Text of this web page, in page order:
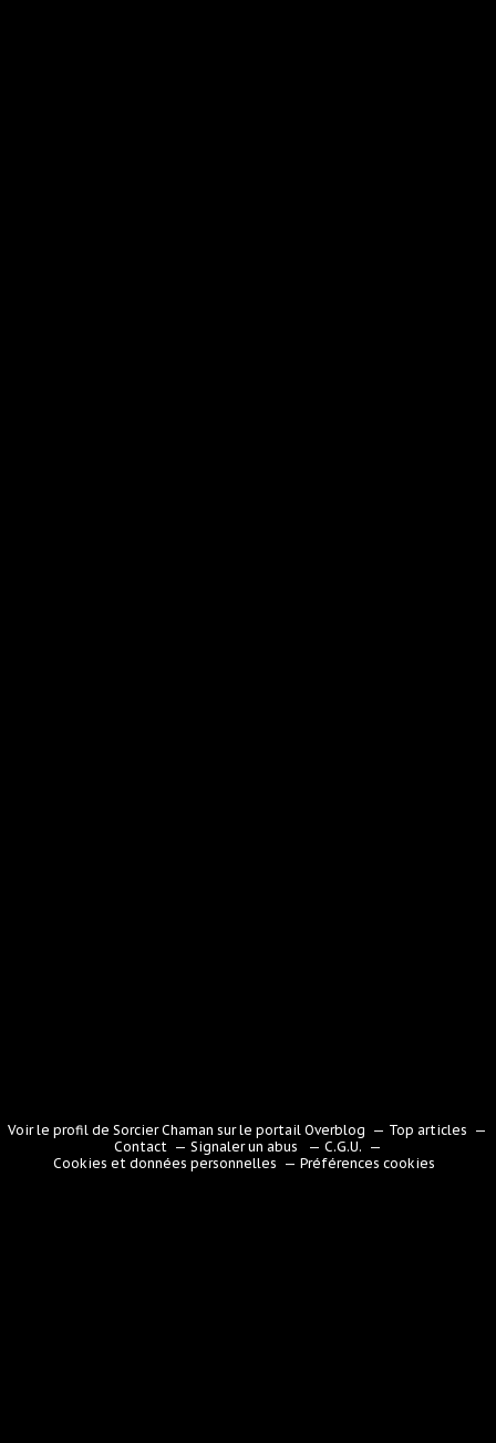
Voir le profil deSorcier Chaman sur le portail Overblog
Top articles
Contact
Signaler un abus
C.G.U.
Cookies et données personnelles
Préférences cookies